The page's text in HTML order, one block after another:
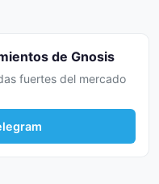
de Gnosis
fuertes del mercado